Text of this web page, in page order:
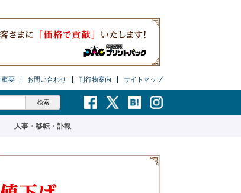
概要 お問い合わせ 刊行物案内 サイトマップ
人事・移転・訃報